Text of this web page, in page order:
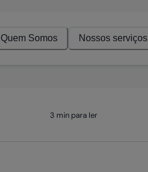
Quem Somos Nossos serviços
3 min para ler